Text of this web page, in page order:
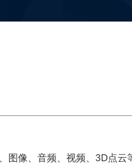
像、音频、视频、3D点